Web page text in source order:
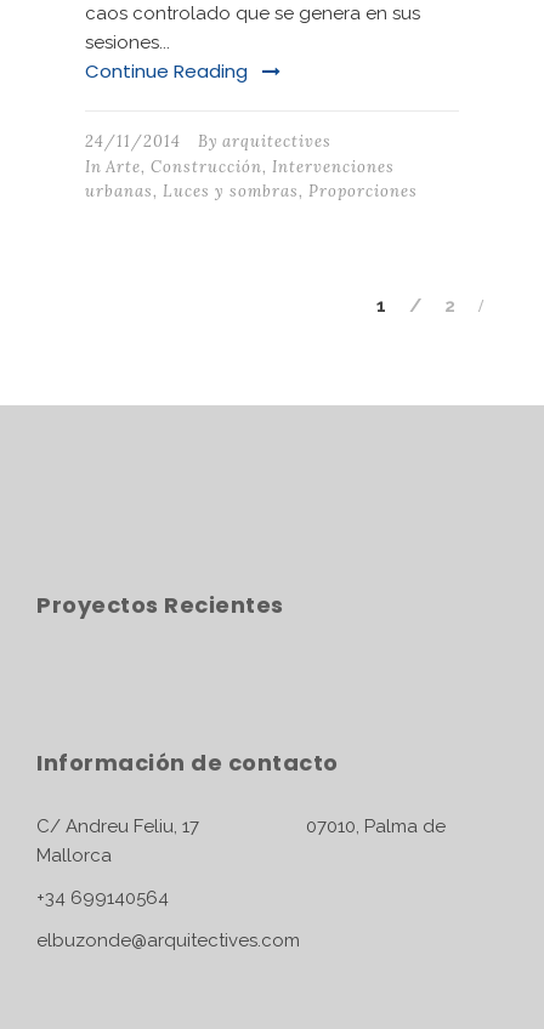
caos controlado que se genera en sus
sesiones...
Continue Reading
24/11/2014 By arquitectives
In Arte, Construcción, Intervenciones
urbanas, Luces y sombras, Proporciones
1 2
Proyectos Recientes
Información de contacto
C/ Andreu Feliu, 17 07010, Palma de
Mallorca
+34 699140564
elbuzonde@arquitectives.com